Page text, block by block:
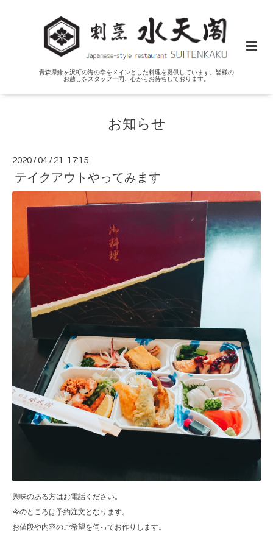
青森県鰺ヶ沢町の海の幸をメインとした料理を提供しています。皆様の
お越しをスタッフ一同、心からお待ちしております。
お知らせ
2020 /04 / 21 17:15
テイクアウトやってみます
興味のある方はお電話ください。
今のところは予約注文となります。
お値段や内容のご希望を伺ってお作りします。